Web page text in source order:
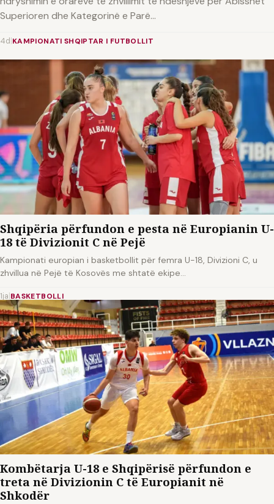
Shqipëria përfundon e pesta në Europianin U-
18 të Divizionit C në Pejë
Kampionati europian i basketbollit për femra U-18, Divizioni C, u
zhvillua në Pejë të Kosovës me shtatë ekipe…
1ja BASKETBOLLI
Kombëtarja U-18 e Shqipërisë përfundon e
treta në Divizionin C të Europianit në
Shkodër
Superioren dhe Kategorinë e Parë...
4d KAMPIONATI SHQIPTAR I FUTBOLLIT